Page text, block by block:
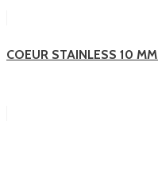
COEUR STAINLESS 10